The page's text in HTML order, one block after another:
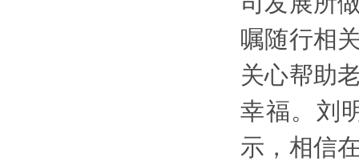
嘱随行相
关心帮助
幸福。刘
示，相信